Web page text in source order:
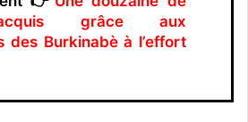
grâce aux
des Burkinabè à l’effort